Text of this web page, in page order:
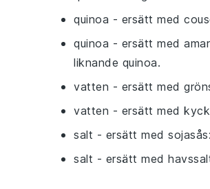
quinoa - ersätt med
quinoa - ersätt med
liknande quinoa.
vatten - ersätt med
vatten - ersätt med
salt - ersätt med sojasås
salt - ersätt med